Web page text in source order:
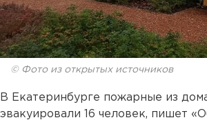
© Фото из открытых источников
В Екатеринбурге пожарные из
эвакуировали 16 человек, пишет